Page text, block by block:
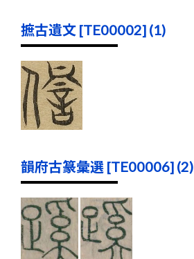
摭古遺文 [TE00002] (1)
韻府古篆彙選 [TE00006] (2)